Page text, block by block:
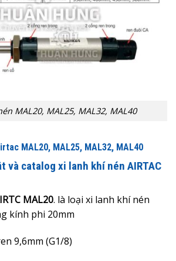
MAL20, MAL25, MAL32, MAL40
MAL20, MAL25, MAL32, MAL40
và catalog xi lanh khí nén AIRTAC
MAL20. là loại xi lanh khí nén
kính phi 20mm
9,6mm (G1/8)